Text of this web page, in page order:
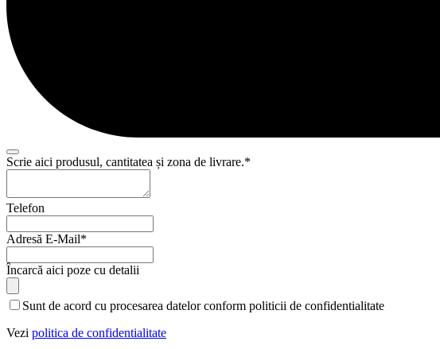
Scrie aici produsul, cantitatea și zona de livrare.*
Business
Telefon
Adresă E-Mail*
Încarcă aici poze cu detalii
Sunt de acord cu procesarea datelor conform politicii de confidentialitate
Vezi politica de confidentialitate